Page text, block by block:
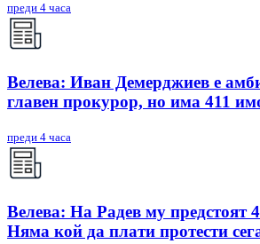
преди 4 часа
Велева: Иван Демерджиев е
главен прокурор, но има 411
преди 4 часа
Велева: На Радев му предстоят
Няма кой да плати протести